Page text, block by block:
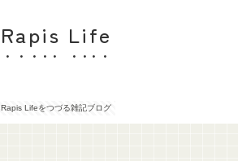
Rapis Life
Rapis Lifeをつづる雑記ブログ